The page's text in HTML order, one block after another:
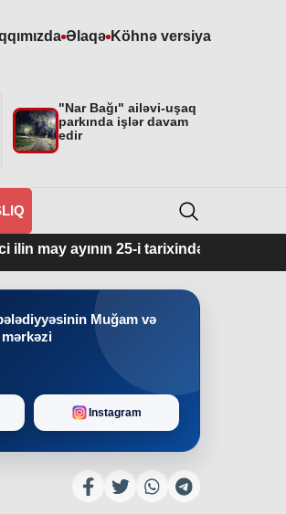
Əlaqə Köhnə versiya
"Nar Bağı" ailəvi-uşaq
parkında işlər davam
edir
25-i tarixindən fəaliyyətdədir.
Muğam və
mərkəzi
Instagram